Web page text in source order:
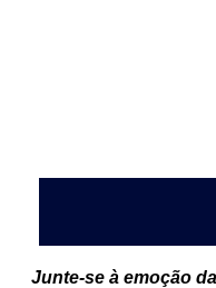
Junte-se à emoção